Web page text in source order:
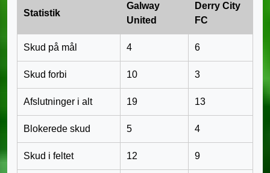
Statistik
Galway
United
Derry City
FC
Skud på mål 4 6
Skud forbi 10 3
Afslutninger i alt 19 13
Blokerede skud 5 4
Skud i feltet 12 9